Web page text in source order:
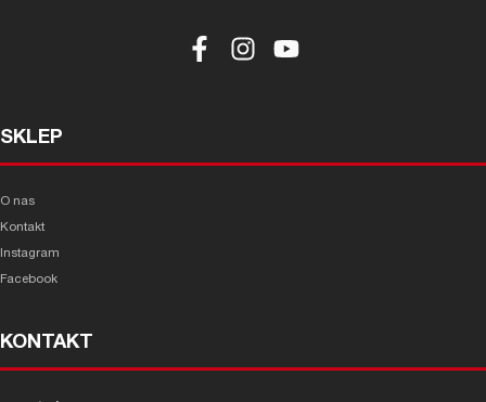
SKLEP
O nas
Kontakt
Instagram
Facebook
KONTAKT